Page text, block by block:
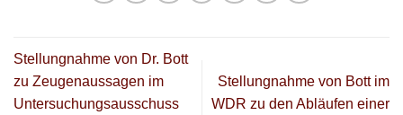
Stellungnahme von Dr. Bott
zu Zeugenaussagen im
Untersuchungsausschuss
Stellungnahme von Bott im
WDR zu den Abläufen einer